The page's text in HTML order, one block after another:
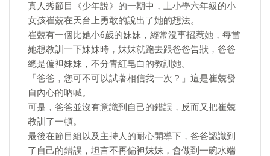
真人秀節目《少年說》的一期中，上小學六年級的小
女孩崔兢在天台上勇敢的說出了她的想法。
崔兢有一個比她小6歲的妹妹，經常沒事招惹她，每當
她想教訓一下妹妹時，妹妹就跑去跟爸爸告狀，爸爸
總是偏袒妹妹，不分青紅皂白的教訓她。
「爸爸，您可不可以試著相信我一次？」這是崔兢發
自內心的吶喊。
可是，爸爸並沒有意識到自己的錯誤，反而又把崔兢
教訓了一頓。
最後在節目組以及主持人的耐心開導下，爸爸認識到
了自己的錯誤，坦言不再偏袒妹妹，會做到一碗水端